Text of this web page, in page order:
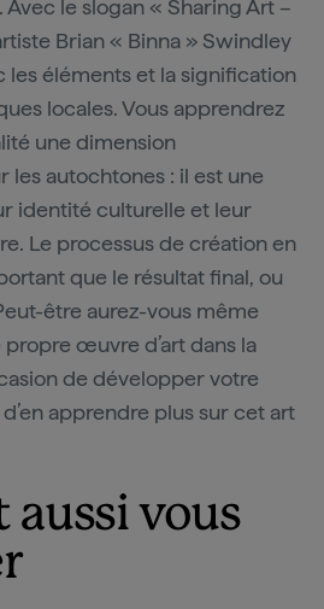
le slogan « Sharing Art –
Brian « Binna » Swindley
les éléments et la signification
locales. Vous apprendrez
une dimension
les autochtones : il est une
identité culturelle et leur
Le processus de création en
que le résultat final, ou
être aurez-vous même
œuvre d’art dans la
de développer votre
apprendre plus sur cet art
aussi vous